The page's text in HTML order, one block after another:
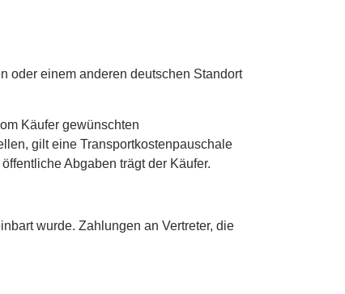
oder einem anderen deutschen Standort
Käufer gewünschten
gilt eine Transportkostenpauschale
Abgaben trägt der Käufer.
wurde. Zahlungen an Vertreter, die